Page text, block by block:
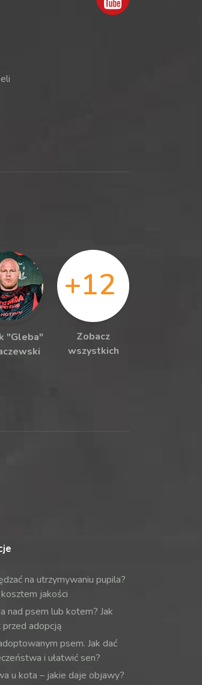
"Gleba"
+12
Zobacz
wszystkich
na utrzymywaniu pupila?
jakości
nad psem lub kotem? Jak
adopcją
psem. Jak dać
i ułatwić sen?
u kota – jakie daje objawy?